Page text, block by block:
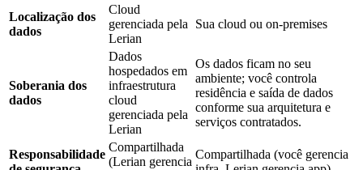
Localização dos
dados
Cloud
gerenciada pela
Lerian
Sua cloud ou on-premises
Soberania dos
dados
Dados
hospedados em
infraestrutura
cloud
gerenciada pela
Lerian
Os dados ficam no seu
ambiente; você controla
residência e saída de dados
conforme sua arquitetura e
serviços contratados.
Responsabilidade
Compartilhada
(Lerian gerencia
Compartilhada (você gerencia